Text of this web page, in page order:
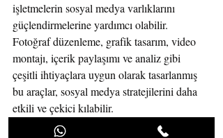
işletmelerin sosyal medya varlıklarını
güçlendirmelerine yardımcı olabilir.
Fotoğraf düzenleme, grafik tasarım, video
montajı, içerik paylaşımı ve analiz gibi
çeşitli ihtiyaçlara uygun olarak tasarlanmış
bu araçlar, sosyal medya stratejilerini daha
etkili ve çekici kılabilir.